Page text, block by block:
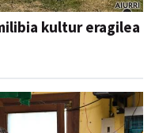
kultur eragilea